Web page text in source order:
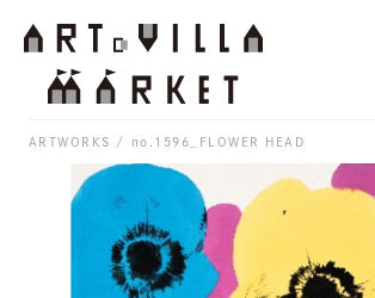
ARTWORKS no.1596_FLOWER HEAD